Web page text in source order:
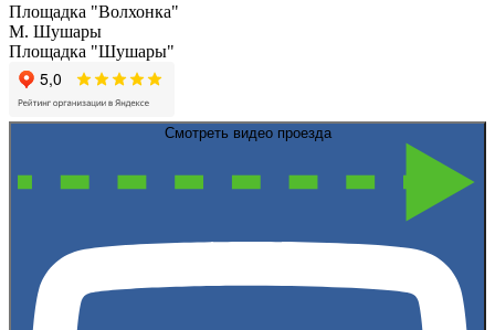
Площадка "Волхонка"
М. Шушары
Площадка "Шушары"
Смотреть видео проезда